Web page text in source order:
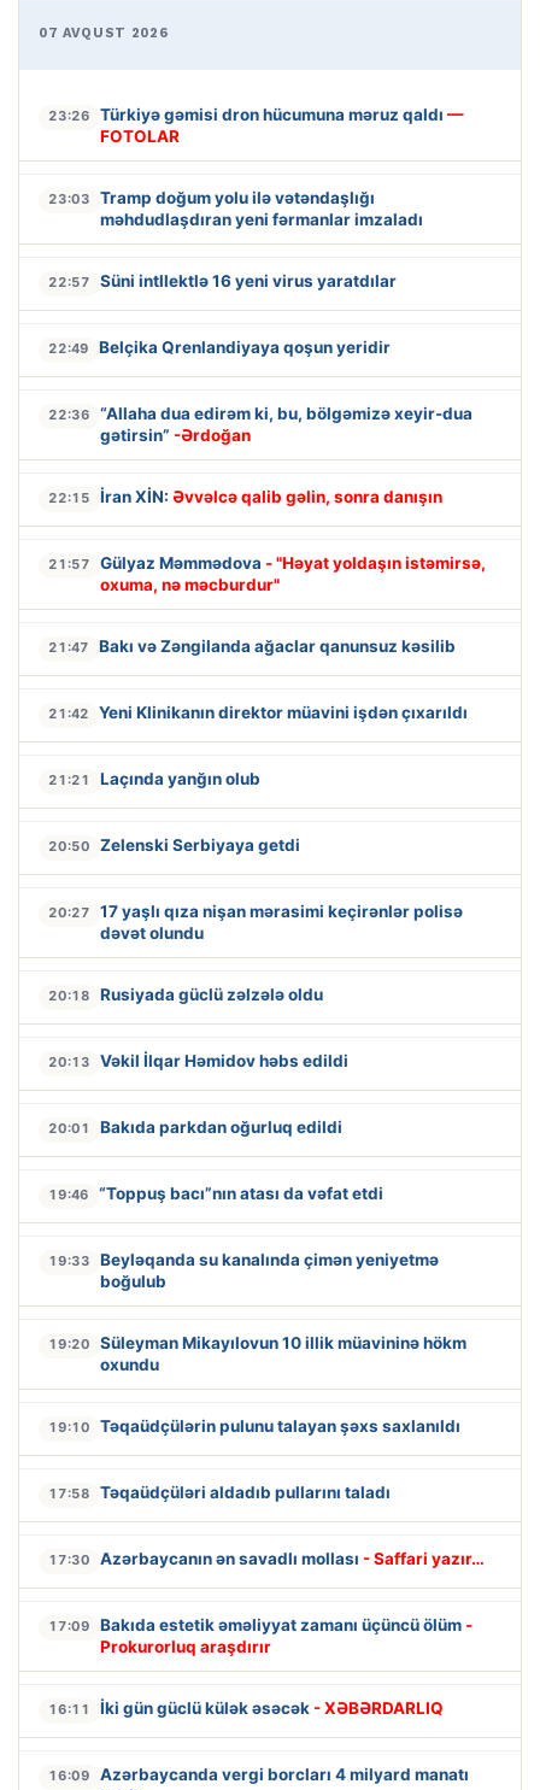
07 AVQUST 2026
23:26 Türkiyə gəmisi dron hücumuna məruz qaldı —
FOTOLAR
23:03
Tramp doğum yolu ilə vətəndaşlığı
məhdudlaşdıran yeni fərmanlar imzaladı
22:57 Süni intllektlə 16 yeni virus yaratdılar
22:49 Belçika Qrenlandiyaya qoşun yeridir
22:36
“Allaha dua edirəm ki, bu, bölgəmizə xeyir-dua
gətirsin” -Ərdoğan
22:15 İran XİN: Əvvəlcə qalib gəlin, sonra danışın
21:57 Gülyaz Məmmədova - "Həyat yoldaşın istəmirsə,
oxuma, nə məcburdur"
21:47 Bakı və Zəngilanda ağaclar qanunsuz kəsilib
21:42 Yeni Klinikanın direktor müavini işdən çıxarıldı
21:21 Laçında yanğın olub
20:50 Zelenski Serbiyaya getdi
20:27
17 yaşlı qıza nişan mərasimi keçirənlər polisə
dəvət olundu
20:18 Rusiyada güclü zəlzələ oldu
20:13 Vəkil İlqar Həmidov həbs edildi
20:01 Bakıda parkdan oğurluq edildi
19:46 “Toppuş bacı”nın atası da vəfat etdi
19:33
Beyləqanda su kanalında çimən yeniyetmə
boğulub
19:20
Süleyman Mikayılovun 10 illik müavininə hökm
oxundu
19:10 Təqaüdçülərin pulunu talayan şəxs saxlanıldı
17:58 Təqaüdçüləri aldadıb pullarını taladı
17:30 Azərbaycanın ən savadlı mollası - Saffari yazır…
17:09 Bakıda estetik əməliyyat zamanı üçüncü ölüm -
Prokurorluq araşdırır
16:11 İki gün güclü külək əsəcək - XƏBƏRDARLIQ
16:09
Azərbaycanda vergi borcları 4 milyard manatı